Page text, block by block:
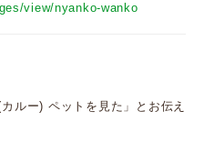
view/nyanko-wanko
ルー) ペットを見た」とお伝え